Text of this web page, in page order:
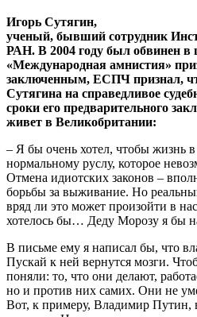
Игорь Сутягин,
ученый, бывший сотрудник
РАН. В 2004 году был обвинен
«Международная амнистия»
заключенным, ЕСПЧ признал,
Сутягина на справедливое
сроки его предварительного
живет в Великобритании:
– Я бы очень хотел, чтобы жизнь в
нормальному руслу, которое
Отмена идиотских законов –
борьбы за выживание. Но
вряд ли это может произойти в
хотелось бы… Деду Морозу я бы
В письме ему я написал бы, что
Пускай к ней вернутся мозги.
поняли: то, что они делают,
но и против них самих. Они не
Вот, к примеру, Владимир Путин,